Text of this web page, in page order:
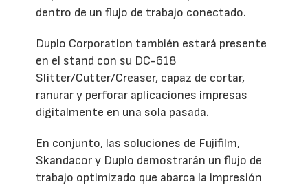
dentro de un flujo de trabajo conectado.
Duplo Corporation también estará presente
en el stand con su DC-618
Slitter/Cutter/Creaser, capaz de cortar,
ranurar y perforar aplicaciones impresas
digitalmente en una sola pasada.
En conjunto, las soluciones de Fujifilm,
Skandacor y Duplo demostrarán un flujo de
trabajo optimizado que abarca la impresión